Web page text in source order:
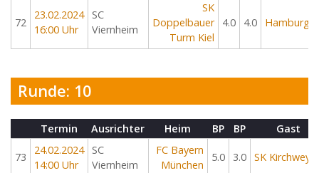
72
23.02.2024
16:00 Uhr
SC
Viernheim
SK
Doppelbauer
Turm Kiel
4.0 4.0
Runde: 10
Termin Ausrichter Heim BP BP Gast
73
24.02.2024
14:00 Uhr
SC
Viernheim
FC Bayern
München
5.0 3.0 SK